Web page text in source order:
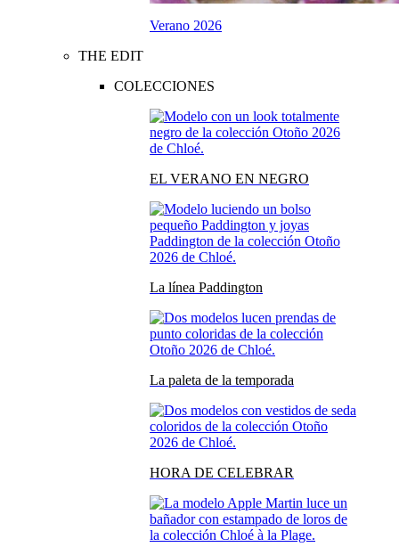
Verano 2026
THE EDIT
COLECCIONES
EL VERANO EN NEGRO
La línea Paddington
La paleta de la temporada
HORA DE CELEBRAR